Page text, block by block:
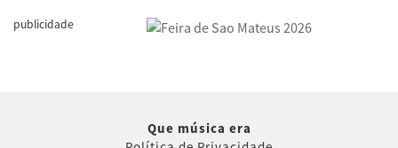
publicidade
Que música era